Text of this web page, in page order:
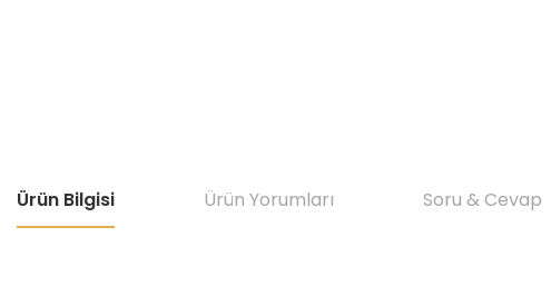
Ürün Bilgisi Ürün Yorumları Soru & Cevap